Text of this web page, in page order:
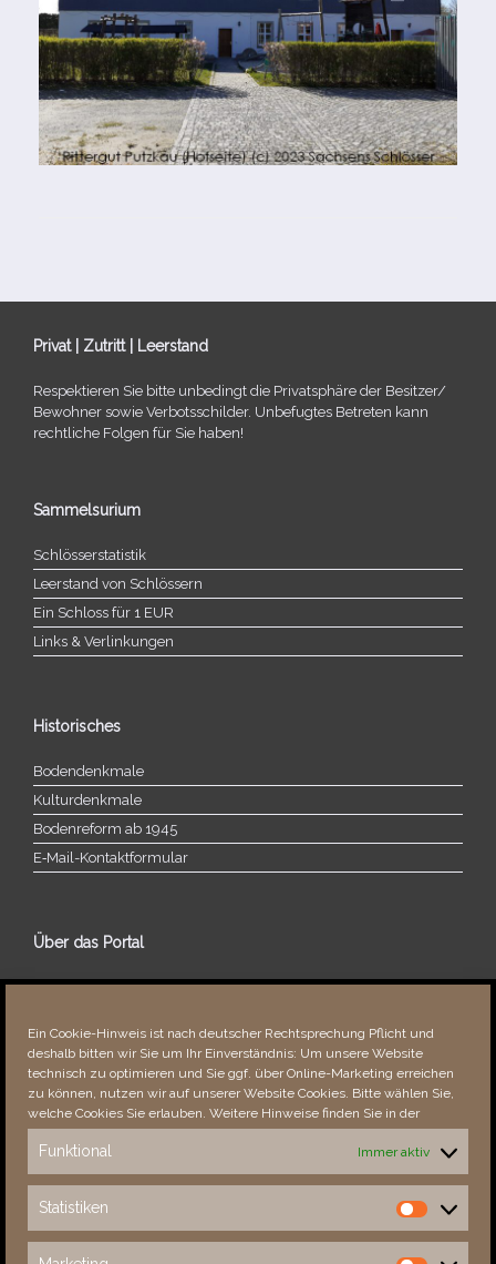
Ein Cookie-Hinweis ist nach deutscher Rechtsprechung Pflicht und
deshalb bitten wir Sie um Ihr Einverständnis: Um unsere Website
technisch zu optimieren und Sie ggf. über Online-Marketing erreichen
zu können, nutzen wir auf unserer Website Cookies. Bitte wählen Sie,
welche Cookies Sie erlauben. Weitere Hinweise finden Sie in der
Funktional Immer aktiv
Statistiken
Statistiken
Privat | Zutritt | Leerstand
Respektieren Sie bitte unbe­dingt die Privatsphäre der Besitzer/​
Bewohner sowie Verbotsschilder. Unbefugtes Betreten kann
recht­li­che Folgen für Sie haben!
Sammelsurium
Schlösserstatistik
Leerstand von Schlössern
Ein Schloss für 1 EUR
Links & Verlinkungen
Historisches
Bodendenkmale
Kulturdenkmale
Bodenreform ab 1945
E‑Mail-​​Kontaktformular
Über das Portal
Über dieses Portal
Fehler bemerkt?
Besucher seit 08/​2021